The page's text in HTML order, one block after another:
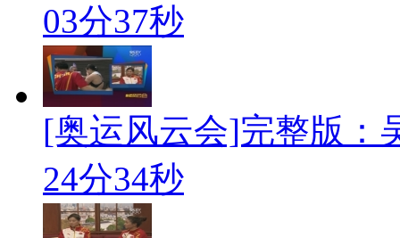
03分37秒
[奥运风云会]完整版：
24分34秒